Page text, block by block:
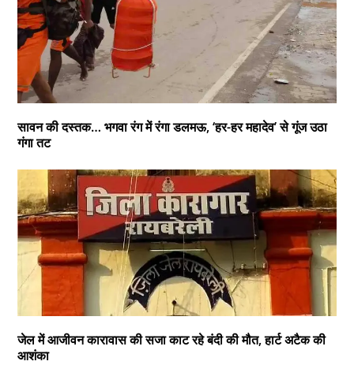
सावन की दस्तक… भगवा रंग में रंगा डलमऊ, ‘हर-हर महादेव’ से गूंज उठा
गंगा तट
जेल में आजीवन कारावास की सजा काट रहे बंदी की मौत, हार्ट अटैक की
आशंका